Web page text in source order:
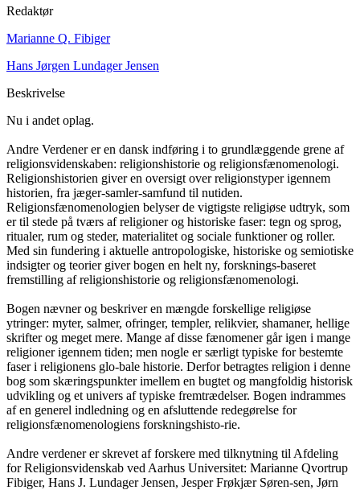
Redaktør
Marianne Q. Fibiger
Hans Jørgen Lundager Jensen
Beskrivelse
Nu i andet oplag.
Andre Verdener er en dansk indføring i to grundlæggende grene af
religionsvidenskaben: religionshistorie og religionsfænomenologi.
Religionshistorien giver en oversigt over religionstyper igennem
historien, fra jæger-samler-samfund til nutiden.
Religionsfænomenologien belyser de vigtigste religiøse udtryk, som
er til stede på tværs af religioner og historiske faser: tegn og sprog,
ritualer, rum og steder, materialitet og sociale funktioner og roller.
Med sin fundering i aktuelle antropologiske, historiske og semiotiske
indsigter og teorier giver bogen en helt ny, forsknings-baseret
fremstilling af religionshistorie og religionsfænomenologi.
Bogen nævner og beskriver en mængde forskellige religiøse
ytringer: myter, salmer, ofringer, templer, relikvier, shamaner, hellige
skrifter og meget mere. Mange af disse fænomener går igen i mange
religioner igennem tiden; men nogle er særligt typiske for bestemte
faser i religionens glo-bale historie. Derfor betragtes religion i denne
bog som skæringspunkter imellem en bugtet og mangfoldig historisk
udvikling og et univers af typiske fremtrædelser. Bogen indrammes
af en generel indledning og en afsluttende redegørelse for
religionsfænomenologiens forskningshisto-rie.
Andre verdener er skrevet af forskere med tilknytning til Afdeling
for Religionsvidenskab ved Aarhus Universitet: Marianne Qvortrup
Fibiger, Hans J. Lundager Jensen, Jesper Frøkjær Søren-sen, Jørn